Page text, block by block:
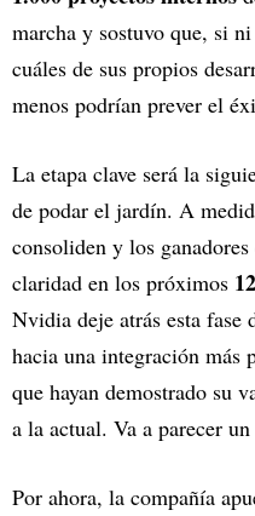
marcha y sostuvo que, si
cuáles de sus propios
menos podrían prever el
La etapa clave será la
de podar el jardín. A
consoliden y los
claridad en los próximos
Nvidia deje atrás esta fase
hacia una integración más
que hayan demostrado su
a la actual. Va a parecer
Por ahora, la compañía